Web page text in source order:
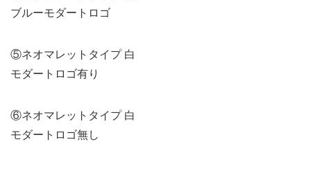
ブルーモダートロゴ
⑤ネオマレットタイプ 白
モダートロゴ有り
⑥ネオマレットタイプ 白
モダートロゴ無し